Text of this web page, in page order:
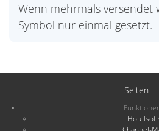
Wenn mehrmals versendet
Symbol nur einmal gesetzt.
Seiten